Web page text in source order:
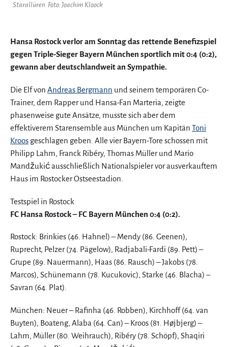
Starallüren. Foto: Joachim Kloock
Hansa Rostock verlor am Sonntag das rettende Benefizspiel
gegen Triple-Sieger Bayern München sportlich mit 0:4 (0:2),
gewann aber deutschlandweit an Sympathie.
Die Elf von Andreas Bergmann und seinem temporären Co-
Trainer, dem Rapper und Hansa-Fan Marteria, zeigte
phasenweise gute Ansätze, musste sich aber dem
effektiverem Starensemble aus München um Kapitän Toni
Kroos geschlagen geben. Alle vier Bayern-Tore schossen mit
Philipp Lahm, Franck Ribéry, Thomas Müller und Mario
Mandžukić ausschließlich Nationalspieler vor ausverkauftem
Haus im Rostocker Ostseestadion.
Testspiel in Rostock
FC Hansa Rostock – FC Bayern München 0:4 (0:2).
Rostock: Brinkies (46. Hahnel) – Mendy (86. Geenen),
Ruprecht, Pelzer (74. Pägelow), Radjabali-Fardi (89. Pett) –
Grupe (89. Nauermann), Haas (86. Rausch) – Jakobs (78.
Marcos), Schünemann (78. Kucukovic), Starke (46. Blacha) –
Savran (64. Plat).
München: Neuer – Rafinha (46. Robben), Kirchhoff (64. van
Buyten), Boateng, Alaba (64. Can) – Kroos (81. Højbjerg) –
Lahm, Müller (80. Weihrauch), Ribéry (78. Schöpf), Shaqiri